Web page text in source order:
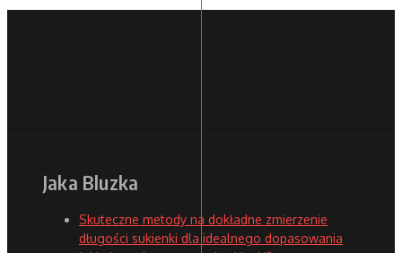
Jaka Bluzka
Skuteczne metody na dokładne zmierzenie
długości sukienki dla idealnego dopasowania